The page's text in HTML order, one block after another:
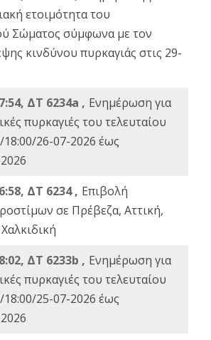
ετοιμότητα του
Σώματος σύμφωνα με τον
κινδύνου πυρκαγιάς στις 29-
ΔΤ 6234a , Ενημέρωση για
πυρκαγιές του τελευταίου
26-07-2026 έως
ΔΤ 6234 , Eπιβολή
σε Πρέβεζα, Αττική,
ΔΤ 6233b , Ενημέρωση για
πυρκαγιές του τελευταίου
25-07-2026 έως